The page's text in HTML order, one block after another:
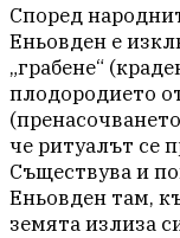
Според
Еньовден е
„грабене“
плодородието
че ритуалът се
Съществува и
Еньовден там,
земята излиза